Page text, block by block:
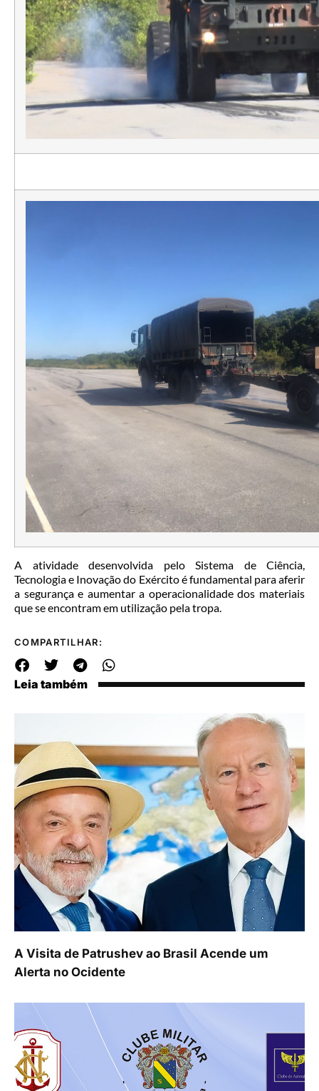
A atividade desenvolvida pelo Sistema de Ciência,
Tecnologia e Inovação do Exército é fundamental para aferir
a segurança e aumentar a operacionalidade dos materiais
que se encontram em utilização pela tropa.
COMPARTILHAR:
Leia também
A Visita de Patrushev ao Brasil Acende um
Alerta no Ocidente